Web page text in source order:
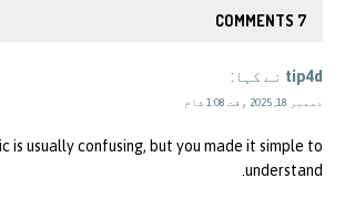
7 COMMENTS
tip4d نے کہا:
دسمبر 18, 2025 وقت 1:08 شام
is usually confusing, but you made it simple to
understand.